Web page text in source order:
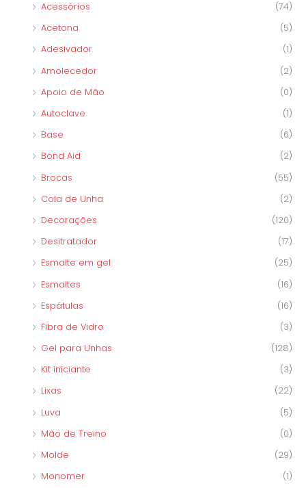
Acessórios
(74)
Acetona
(5)
Adesivador
(1)
Amolecedor
(2)
Apoio de Mão
(0)
Autoclave
(1)
Base
(6)
Bond Aid
(2)
Brocas
(55)
Cola de Unha
(2)
Decorações
(120)
Desitratador
(17)
Esmalte em gel
(25)
Esmaltes
(16)
Espátulas
(16)
Fibra de Vidro
(3)
Gel para Unhas
(128)
Kit iniciante
(3)
Lixas
(22)
Luva
(5)
Mão de Treino
(0)
Molde
(29)
Monomer
(1)